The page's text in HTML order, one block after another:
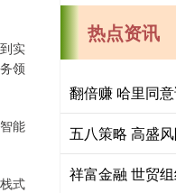
实
领
能
式
热点资讯